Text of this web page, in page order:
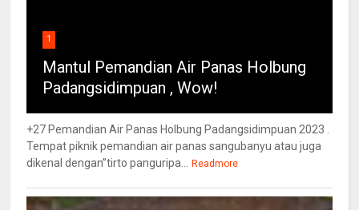
1
Mantul Pemandian Air Panas Holbung
Padangsidimpuan , Wow!
+27 Pemandian Air Panas Holbung Padangsidimpuan 2023 .
Tempat piknik pemandian air panas sangubanyu atau juga
dikenal dengan”tirto panguripa...
Readmore